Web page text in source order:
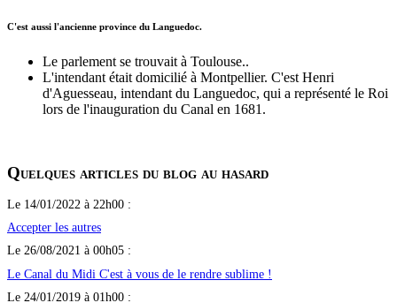
C'est aussi l'ancienne province du Languedoc.
Le parlement se trouvait à Toulouse..
L'intendant était domicilié à Montpellier. C'est Henri
d'Aguesseau, intendant du Languedoc, qui a représenté le Roi
lors de l'inauguration du Canal en 1681.
Quelques articles du blog au hasard
Le 14/01/2022 à 22h00 :
Accepter les autres
Le 26/08/2021 à 00h05 :
Le Canal du Midi C'est à vous de le rendre sublime !
Le 24/01/2019 à 01h00 :